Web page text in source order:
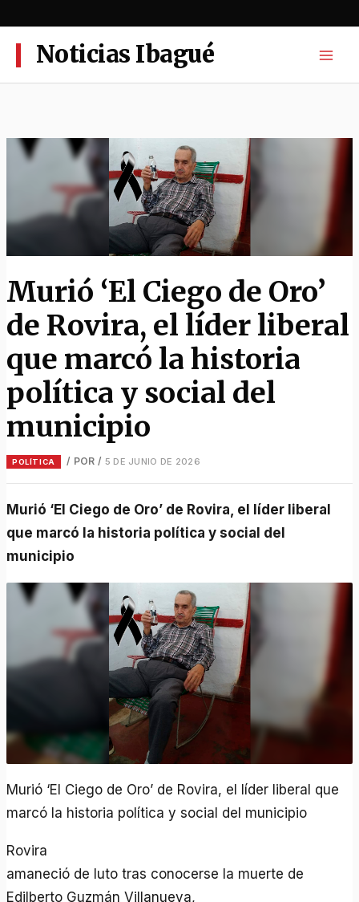
al
contenidoNoticias Ibagué
Murió ‘El Ciego de Oro’
de Rovira, el líder liberal
que marcó la historia
política y social del
municipio
POLÍTICA / POR / 5 DE JUNIO DE 2026
Murió ‘El Ciego de Oro’ de Rovira, el líder liberal
que marcó la historia política y social del
municipio
Murió ‘El Ciego de Oro’ de Rovira, el líder liberal que
marcó la historia política y social del municipio
Rovira
amaneció de luto tras conocerse la muerte de
Edilberto Guzmán Villanueva,